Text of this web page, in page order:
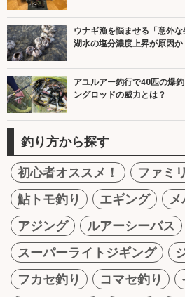
ウナギ漁を悩ませる「意外
湖水の塩分濃度上昇が原因か
アユルアー釣行で40匹の爆
ングロッドの威力とは？
釣り方から探す
初心者オススメ！
ファミ
鮎トモ釣り
エギング
アジング
ルアーシーバス
スーパーライトジギング
フカセ釣り
コマセ釣り